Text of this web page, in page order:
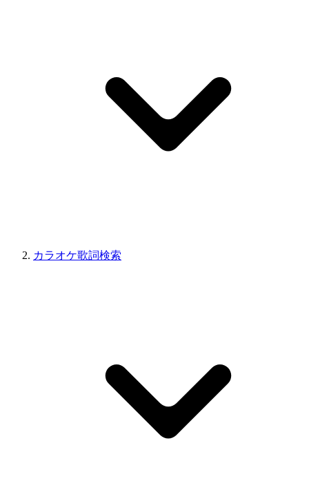
カラオケ歌詞検索